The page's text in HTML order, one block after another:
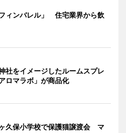
ィンバレル」 住宅業界から飲
社をイメージしたルームスプレ
ロマラボ」が商品化
久保小学校で保護猫譲渡会 マ